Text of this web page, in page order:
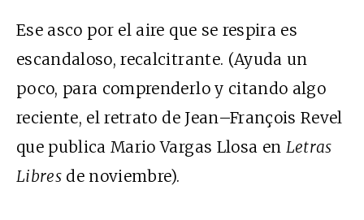
Ese asco por el aire que se respira es
escandaloso, recalcitrante. (Ayuda un
poco, para comprenderlo y citando algo
reciente, el retrato de Jean–François Revel
que publica Mario Vargas Llosa en Letras
Libres de noviembre).